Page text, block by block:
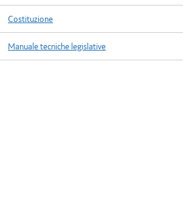
Costituzione
Manuale tecniche legislative